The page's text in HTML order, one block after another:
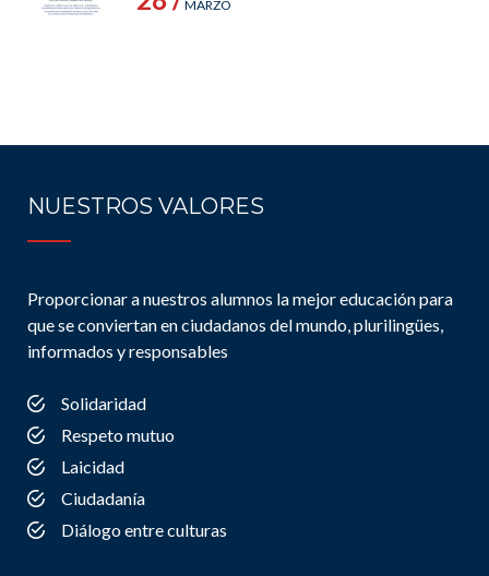
MARZO
NUESTROS VALORES
Proporcionar a nuestros alumnos la mejor educación para
que se conviertan en ciudadanos del mundo, plurilingües,
informados y responsables
Solidaridad
Respeto mutuo
Laicidad
Ciudadanía
Diálogo entre culturas